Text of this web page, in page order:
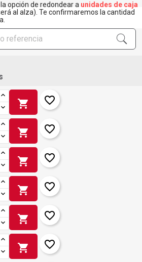
opción de redondear a unidades de caja
al alza). Te confirmaremos la cantidad
shopping_cart favorite_border
shopping_cart favorite_border
shopping_cart favorite_border
shopping_cart favorite_border
shopping_cart favorite_border
shopping_cart favorite_border